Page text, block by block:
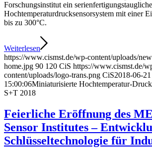
Forschungsinstitut ein
Hochtemperaturdrucksensorsystem mit einer
bis zu 300°C.
Weiterlesen
https://www.cismst.de/wp-content/uploads/
home.jpg 90 120 CiS https://www.cismst.de/
content/uploads/logo-trans.png CiS2018-06-
15:00:06Miniaturisierte Hochtemperatur-
S+T 2018
Feierliche Eröffnung des
Sensor Institutes –
Schlüsseltechnologie für